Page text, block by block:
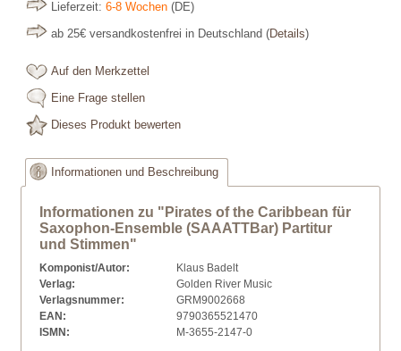
Lieferzeit: 6-8 Wochen (DE)
ab 25€ versandkostenfrei in Deutschland (Details)
Auf den Merkzettel
Eine Frage stellen
Dieses Produkt bewerten
Informationen und Beschreibung
Informationen zu "Pirates of the Caribbean für
Saxophon-Ensemble (SAAATTBar) Partitur
und Stimmen"
Komponist/Autor:
Klaus Badelt
Verlag:
Golden River Music
Verlagsnummer:
GRM9002668
EAN:
9790365521470
ISMN:
M-3655-2147-0